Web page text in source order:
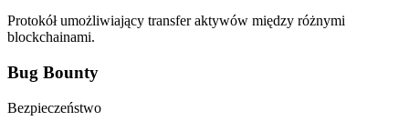
Protokół umożliwiający transfer aktywów między różnymi
blockchainami.
Bug Bounty
Bezpieczeństwo